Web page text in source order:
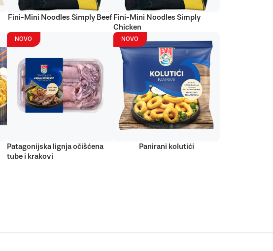
Fini-Mini Noodles Simply Beef Fini-Mini Noodles Simply
Chicken
NOVO
Patagonijska lignja očišćena
tube i krakovi
NOVO
Panirani kolutići